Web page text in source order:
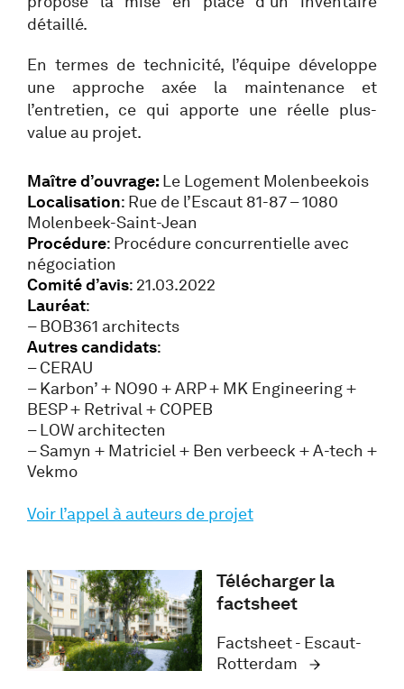
détaillé.
En termes de technicité, l’équipe développe
une approche axée la maintenance et
l’entretien, ce qui apporte une réelle plus-
value au projet.
Maître d’ouvrage: Le Logement Molenbeekois
Localisation: Rue de l’Escaut 81-87 – 1080
Molenbeek-Saint-Jean
Procédure: Procédure concurrentielle avec
négociation
Comité d’avis: 21.03.2022
Lauréat:
– BOB361 architects
Autres candidats:
– CERAU
– Karbon’ + NO90 + ARP + MK Engineering +
BESP + Retrival + COPEB
– LOW architecten
– Samyn + Matriciel + Ben verbeeck + A-tech +
Vekmo
Voir l’appel à auteurs de projet
Télécharger la
factsheet
Factsheet - Escaut-
Rotterdam